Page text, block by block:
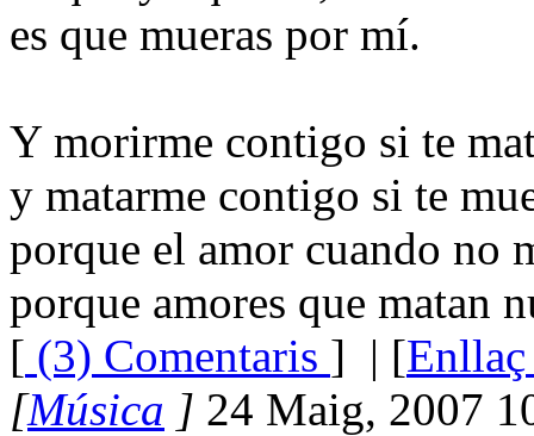
es que mueras por mí.
Y morirme contigo si te
y matarme contigo si te
porque el amor cuando no
porque amores que matan
[ (3) Comentaris ] | [Enllaç
[Música ] 24 Maig, 2007